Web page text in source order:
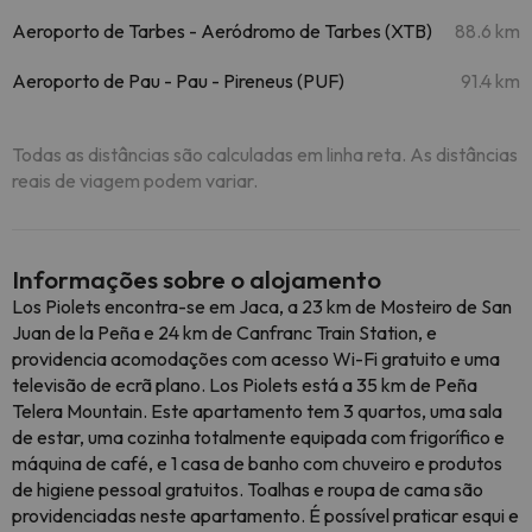
Aeroporto de Tarbes - Aeródromo de Tarbes (XTB) 88.6 km
Aeroporto de Pau - Pau - Pireneus (PUF) 91.4 km
Todas as distâncias são calculadas em linha reta. As distâncias
reais de viagem podem variar.
Informações sobre o alojamento
Los Piolets encontra-se em Jaca, a 23 km de Mosteiro de San
Juan de la Peña e 24 km de Canfranc Train Station, e
providencia acomodações com acesso Wi-Fi gratuito e uma
televisão de ecrã plano. Los Piolets está a 35 km de Peña
Telera Mountain. Este apartamento tem 3 quartos, uma sala
de estar, uma cozinha totalmente equipada com frigorífico e
máquina de café, e 1 casa de banho com chuveiro e produtos
de higiene pessoal gratuitos. Toalhas e roupa de cama são
providenciadas neste apartamento. É possível praticar esqui e